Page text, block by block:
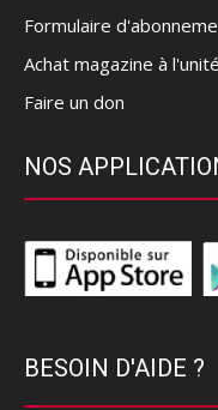
Formulaire
Achat magazine à l'unité
Faire un don
NOS
BESOIN D'AIDE ?